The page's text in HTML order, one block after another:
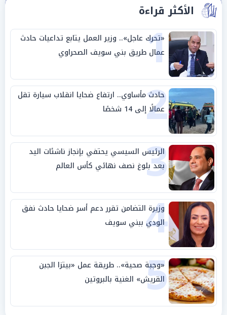
الأكثر قراءة
1
«تحرك عاجل».. وزير العمل يتابع تداعيات حادث
عمال طريق بني سويف الصحراوي
2
حادث مأساوي.. ارتفاع ضحايا انقلاب سيارة تقل
عمالًا إلى 14 شخصًا
3
الرئيس السيسي يحتفي بإنجاز ناشئات اليد
بعد بلوغ نصف نهائي كأس العالم
4
وزيرة التضامن تقرر دعم أسر ضحايا حادث نفق
الودي ببني سويف
5
«وجبة صحية».. طريقة عمل «بيتزا الجبن
القريش» الغنية بالبروتين